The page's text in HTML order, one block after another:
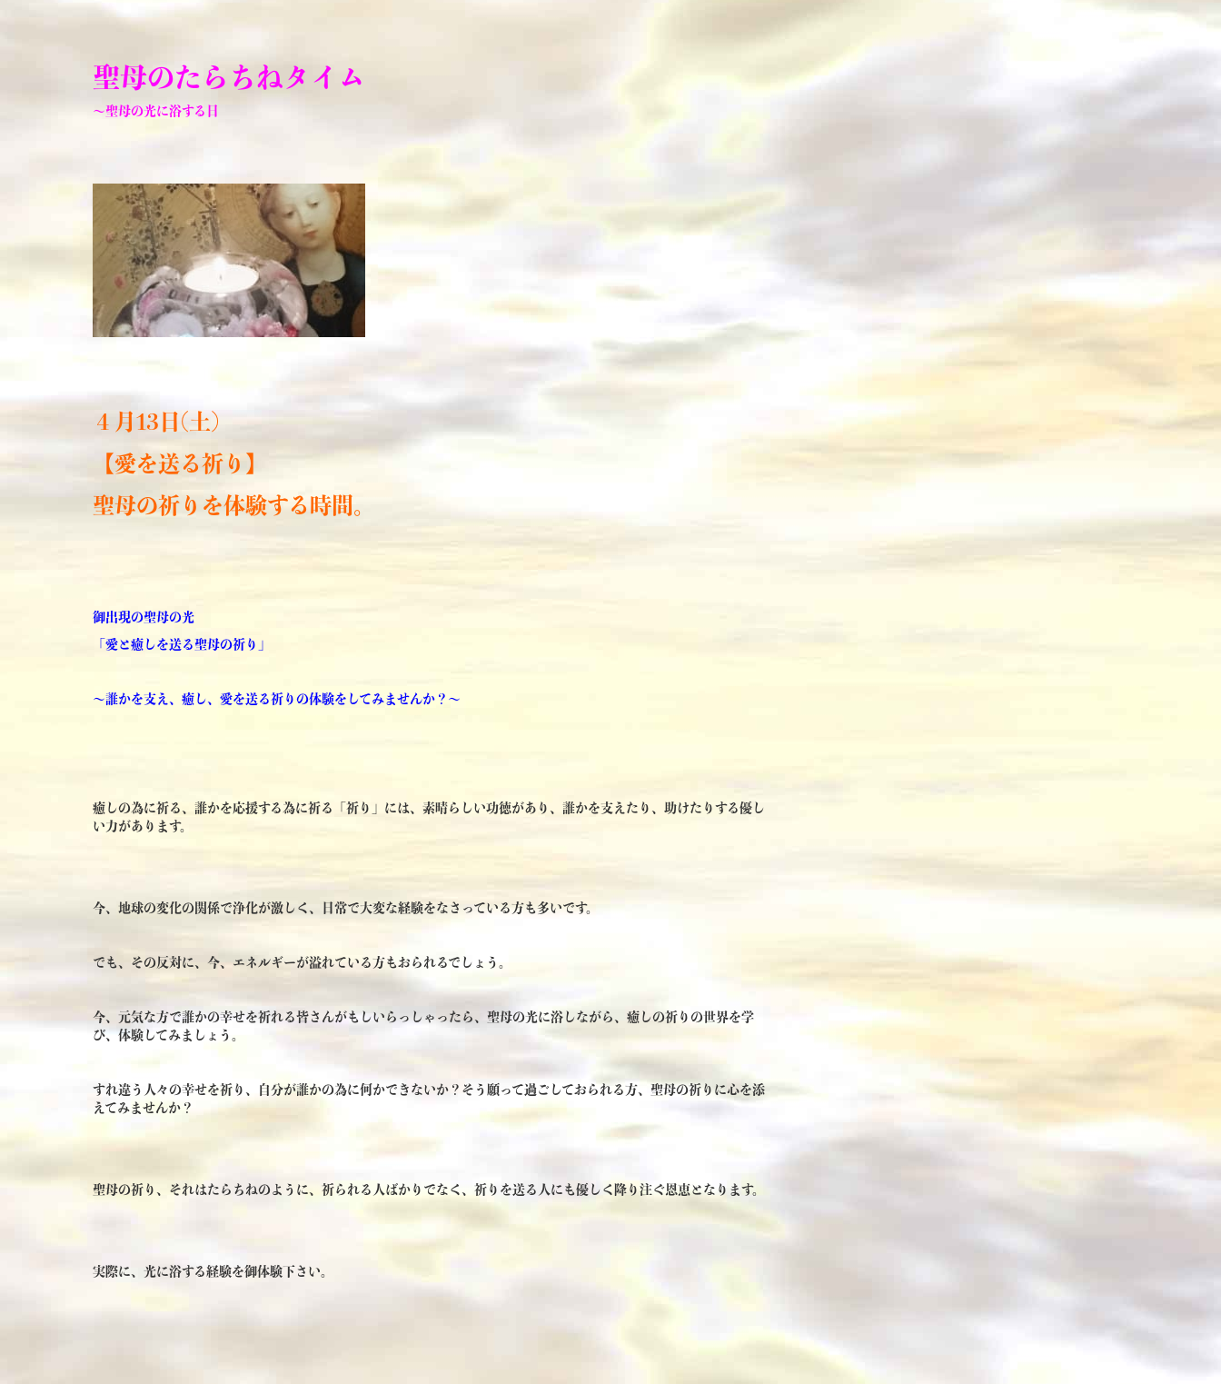
聖母のたらちねタイム
～聖母の光に浴する日
４月13日(土)
【愛を送る祈り】
聖母の祈りを体験する時間。
御出現の聖母の光
「愛と癒しを送る聖母の祈り」
～誰かを支え、癒し、愛を送る祈りの体験をしてみませんか？～
癒しの為に祈る、誰かを応援する為に祈る「祈り」には、素晴らしい功徳があり、誰かを支えたり、助けたりする優し
い力があります。
今、地球の変化の関係で浄化が激しく、日常で大変な経験をなさっている方も多いです。
でも、その反対に、今、エネルギーが溢れている方もおられるでしょう。
今、元気な方で誰かの幸せを祈れる皆さんがもしいらっしゃったら、聖母の光に浴しながら、癒しの祈りの世界を学
び、体験してみましょう。
すれ違う人々の幸せを祈り、自分が誰かの為に何かできないか？そう願って過ごしておられる方、聖母の祈りに心を添
えてみませんか？
聖母の祈り、それはたらちねのように、祈られる人ばかりでなく、祈りを送る人にも優しく降り注ぐ恩恵となります。
実際に、光に浴する経験を御体験下さい。